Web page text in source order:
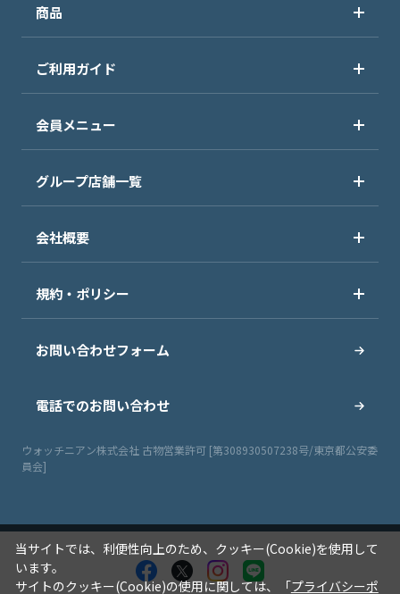
商品
ご利用ガイド
会員メニュー
グループ店舗一覧
会社概要
規約・ポリシー
お問い合わせフォーム
電話でのお問い合わせ
ウォッチニアン株式会社 古物営業許可 [第308930507238号/東京都公安委
員会]
当サイトでは、利便性向上のため、クッキー(Cookie)を使用して
います。
サイトのクッキー(Cookie)の使用に関しては、「プライバシーポ